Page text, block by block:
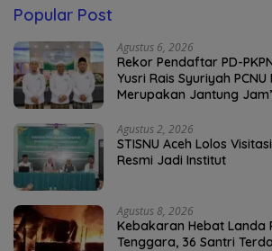
Popular Post
Agustus 6, 2026
Rekor Pendaftar PD-
Yusri Rais Syuriyah
Merupakan Jantung
Agustus 2, 2026
STISNU Aceh Lolos
Resmi Jadi Institut
Agustus 8, 2026
Kebakaran Hebat Landa
Tenggara, 36 Santri